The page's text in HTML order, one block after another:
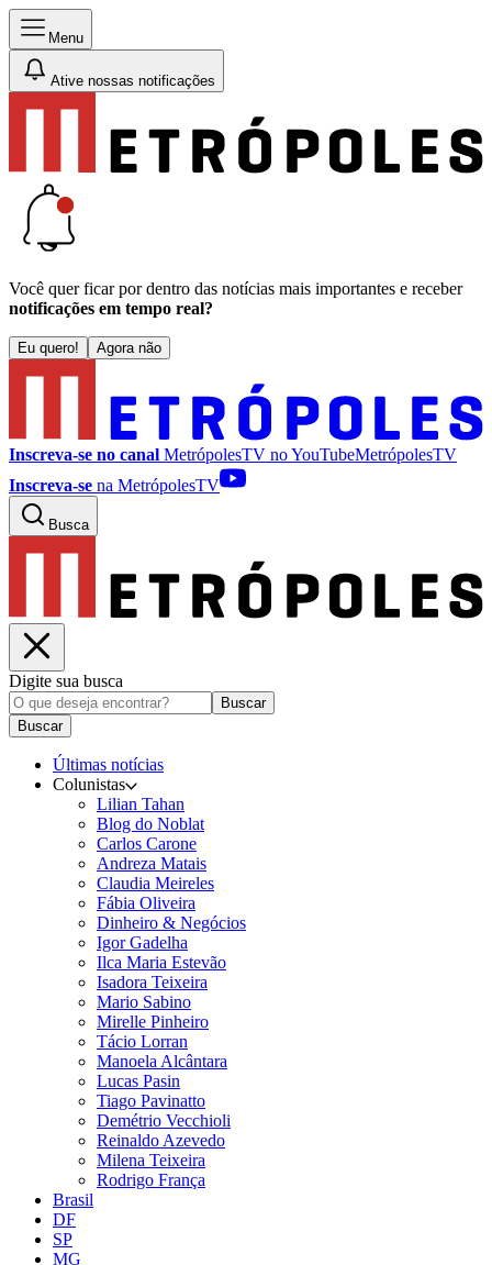
Menu
Ative nossas notificações
Você quer ficar por dentro das notícias mais importantes e receber
notificações em tempo real?
Eu quero! Agora não
Inscreva-se no canal MetrópolesTV noYouTubeMetrópolesTV
Inscreva-se na MetrópolesTV
Busca
Digite sua busca
Buscar
Buscar
Últimas notícias
Colunistas
Lilian Tahan
Blog do Noblat
Carlos Carone
Andreza Matais
Claudia Meireles
Fábia Oliveira
Dinheiro & Negócios
Igor Gadelha
Ilca Maria Estevão
Isadora Teixeira
Mario Sabino
Mirelle Pinheiro
Tácio Lorran
Manoela Alcântara
Lucas Pasin
Tiago Pavinatto
Demétrio Vecchioli
Reinaldo Azevedo
Milena Teixeira
Rodrigo França
Brasil
DF
SP
MG